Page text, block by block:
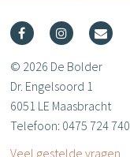
© 2026 De Bolder
Dr. Engelsoord 1
6051 LE Maasbracht
Telefoon: 0475 724 740
Veel gestelde vragen